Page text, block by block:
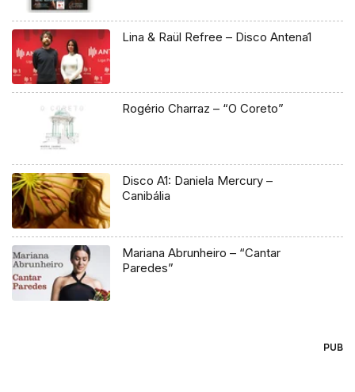
Lina & Raül Refree – Disco Antena1
Rogério Charraz – “O Coreto”
Disco A1: Daniela Mercury –
Canibália
Mariana Abrunheiro – “Cantar
Paredes”
PUB